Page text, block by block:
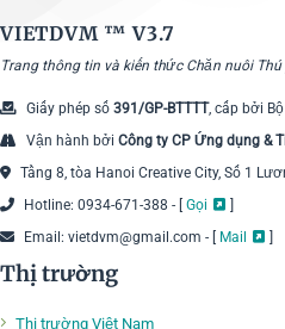
VIETDVM ™V3.7
Trang thông tin và kiến thức Chăn nuôi
Giấy phép số 391/GP-BTTTT, cấp bởi
Vận hành bởi Công ty CP Ứng dụng &
Tầng 8, tòa Hanoi Creative City, Số 1
Hotline: 0934-671-388 - [ Gọi
Email: vietdvm@gmail.com - [
Mail
Thị trường
Thị trường Việt Nam